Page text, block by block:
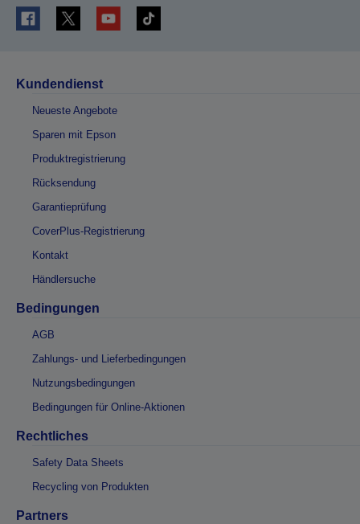
Kundendienst
Neueste Angebote
Sparen mit Epson
Produktregistrierung
Rücksendung
Garantieprüfung
CoverPlus-Registrierung
Kontakt
Händlersuche
Bedingungen
AGB
Zahlungs- und Lieferbedingungen
Nutzungsbedingungen
Bedingungen für Online-Aktionen
Rechtliches
Safety Data Sheets
Recycling von Produkten
Partners